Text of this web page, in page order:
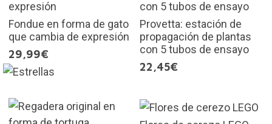
Fondue en forma de gato
que cambia de expresión
29,99€
Provetta: estación de
propagación de plantas
con 5 tubos de ensayo
22,45€